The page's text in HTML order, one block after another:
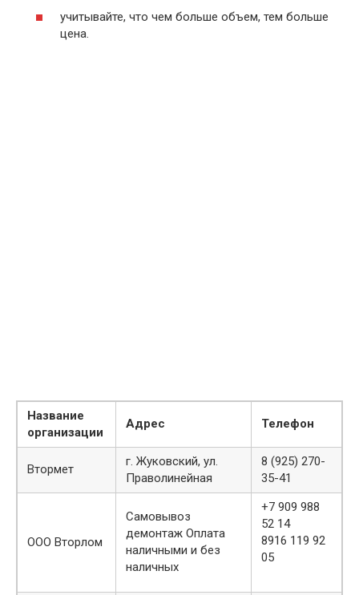
учитывайте, что чем больше объем, тем больше
цена.
Название
организации
Адрес Телефон
Втормет
г. Жуковский, ул.
Праволинейная
8 (925) 270-
35-41
ООО Вторлом
Самовывоз
демонтаж Оплата
наличными и без
наличных
+7 909 988
52 14
8916 119 92
05